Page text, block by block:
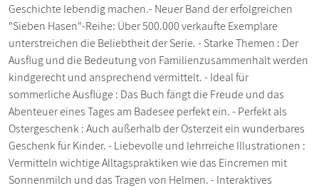
Geschichte lebendig machen.- Neuer Band der erfolgreichen
"Sieben Hasen"-Reihe: Über 500.000 verkaufte Exemplare
unterstreichen die Beliebtheit der Serie. - Starke Themen : Der
Ausflug und die Bedeutung von Familienzusammenhalt werden
kindgerecht und ansprechend vermittelt. - Ideal für
sommerliche Ausflüge : Das Buch fängt die Freude und das
Abenteuer eines Tages am Badesee perfekt ein. - Perfekt als
Ostergeschenk : Auch außerhalb der Osterzeit ein wunderbares
Geschenk für Kinder. - Liebevolle und lehrreiche Illustrationen :
Vermitteln wichtige Alltagspraktiken wie das Eincremen mit
Sonnenmilch und das Tragen von Helmen. - Interaktives